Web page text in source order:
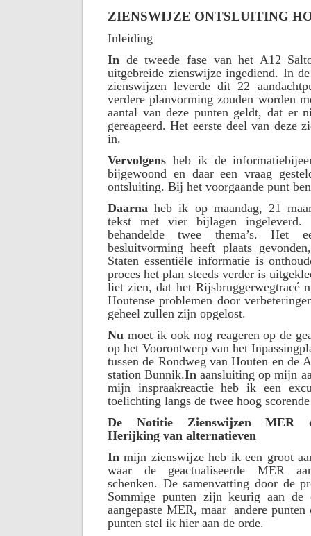
ZIENSWIJZE ONTSLUITING
Inleiding
In de tweede fase van het A12
uitgebreide zienswijze ingediend. In
zienswijzen leverde dit 22
verdere planvorming zouden worden
aantal van deze punten geldt, dat er
gereageerd. Het eerste deel van deze
in.
Vervolgens heb ik de
bijgewoond en daar een vraag
ontsluiting. Bij het voorgaande punt
Daarna heb ik op maandag, 21
tekst met vier bijlagen ingeleverd.
behandelde twee thema’s. Het
besluitvorming heeft plaats
Staten essentiële informatie is
proces het plan steeds verder is
liet zien, dat het Rijsbruggerwegtracé
Houtense problemen door
geheel zullen zijn opgelost.
Nu moet ik ook nog reageren op de
op het Voorontwerp van het
tussen de Rondweg van Houten en de
station Bunnik.In aansluiting op mijn
mijn inspraakreactie heb ik een
toelichting langs de twee hoog
De Notitie Zienswijzen MER
Herijking van alternatieven
In mijn zienswijze heb ik een groot
waar de geactualiseerde MER
schenken. De samenvatting door de
Sommige punten zijn keurig aan de
aangepaste MER, maar andere punten
punten stel ik hier aan de orde.